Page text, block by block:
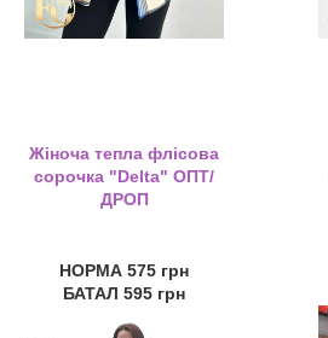
Жіноча тепла флісова
сорочка "Delta" ОПТ/
ДРОП
НОРМА 575 грн
БАТАЛ 595 грн